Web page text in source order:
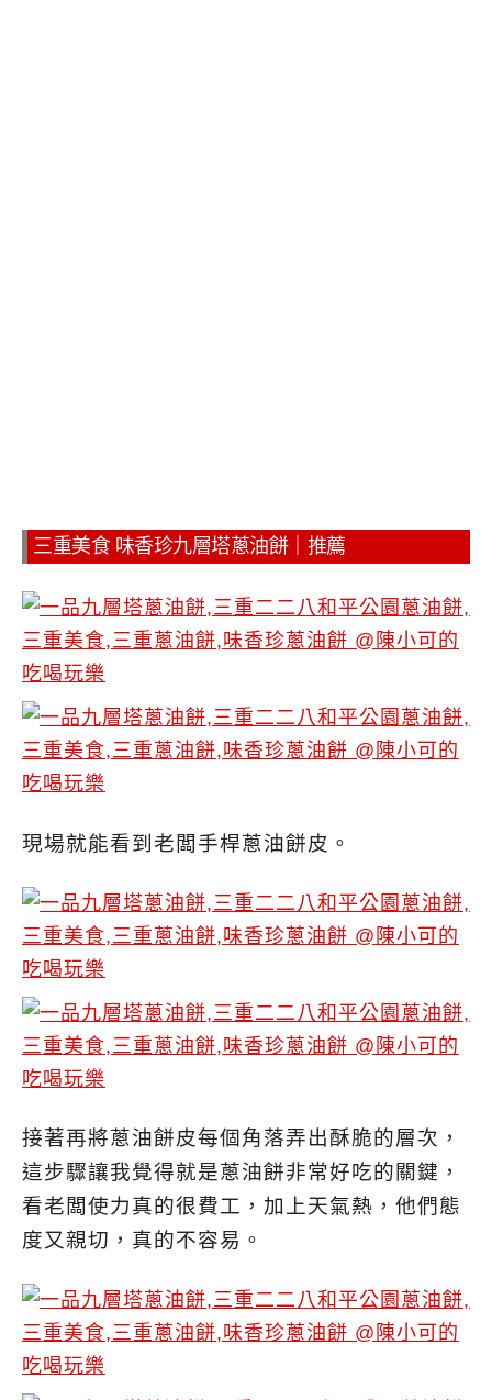
三重美食 味香珍九層塔蔥油餅｜推薦
現場就能看到老闆手桿蔥油餅皮。
接著再將蔥油餅皮每個角落弄出酥脆的層次，
這步驟讓我覺得就是蔥油餅非常好吃的關鍵，
看老闆使力真的很費工，加上天氣熱，他們態
度又親切，真的不容易。